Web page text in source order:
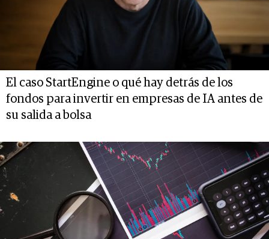
El caso StartEngine o qué hay detrás de los
fondos para invertir en empresas de IA antes de
su salida a bolsa